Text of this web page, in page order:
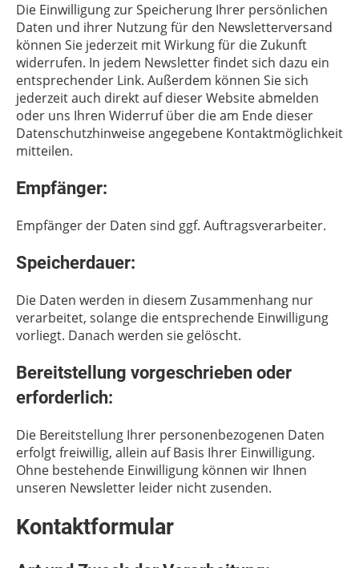
Die Einwilligung zur Speicherung Ihrer persönlichen
Daten und ihrer Nutzung für den Newsletterversand
können Sie jederzeit mit Wirkung für die Zukunft
widerrufen. In jedem Newsletter findet sich dazu ein
entsprechender Link. Außerdem können Sie sich
jederzeit auch direkt auf dieser Website abmelden
oder uns Ihren Widerruf über die am Ende dieser
Datenschutzhinweise angegebene Kontaktmöglichkeit
mitteilen.
Empfänger:
Empfänger der Daten sind ggf. Auftragsverarbeiter.
Speicherdauer:
Die Daten werden in diesem Zusammenhang nur
verarbeitet, solange die entsprechende Einwilligung
vorliegt. Danach werden sie gelöscht.
Bereitstellung vorgeschrieben oder
erforderlich:
Die Bereitstellung Ihrer personenbezogenen Daten
erfolgt freiwillig, allein auf Basis Ihrer Einwilligung.
Ohne bestehende Einwilligung können wir Ihnen
unseren Newsletter leider nicht zusenden.
Kontaktformular